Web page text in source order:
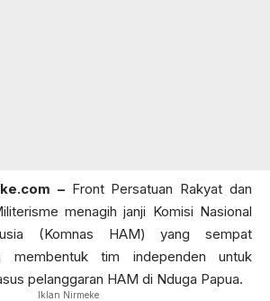
–Front Persatuan Rakyat dan
menagih janji Komisi Nasional
(Komnas HAM) yang sempat
membentuk tim independen untuk
pelanggaran HAM di Nduga Papua.
Iklan Nirmeke